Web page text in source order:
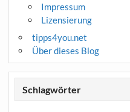
Impressum
Lizensierung
tipps4you.net
Über dieses Blog
Schlagwörter